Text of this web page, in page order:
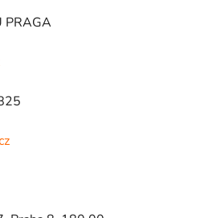
PRAGA